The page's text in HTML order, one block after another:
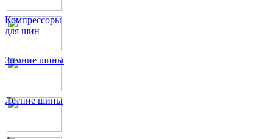
Компрессоры
для шин
Зимние шины
Летние шины